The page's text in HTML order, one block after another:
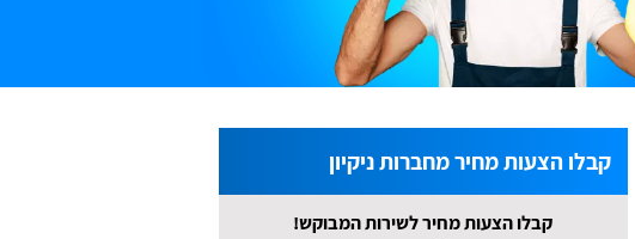
קבלו הצעות מחיר מחברות ניקיון
קבלו הצעות מחיר לשירות המבוקש!